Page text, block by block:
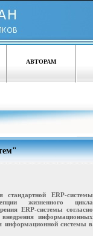
АВТОРАМ
стандартной ERP-системы
жизненного цикла
ERP-системы согласно
информационных
информационной системы в